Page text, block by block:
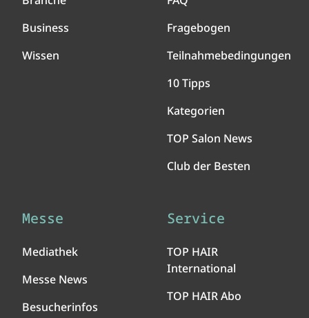
Business
Wissen
Fragebogen
Teilnahmebedingungen
10 Tipps
Kategorien
TOP Salon News
Club der Besten
Messe
Mediathek
Messe News
Besucherinfos
Service
TOP HAIR
International
TOP HAIR Abo